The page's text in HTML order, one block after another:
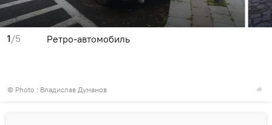
1/5
© Photo : Владислав Думанов
Ретро-автомобиль